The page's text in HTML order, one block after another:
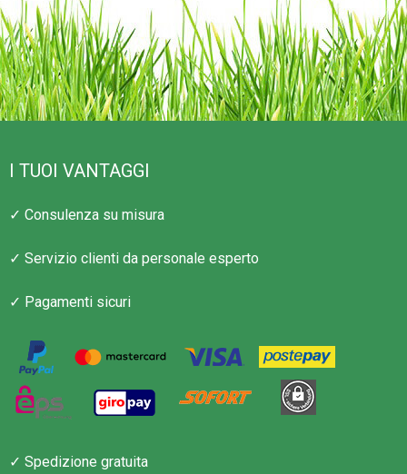
I TUOI VANTAGGI
✓ Consulenza su misura
✓ Servizio clienti da personale esperto
✓ Pagamenti sicuri
✓ Spedizione gratuita